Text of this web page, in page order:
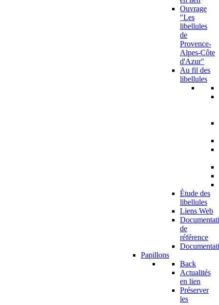
Ouvrage
"Les
libellules
de
Provence-
Alpes-Côte
d'Azur"
Au fil des
libellules
Étude des
libellules
Liens Web
de
référence
Papillons
Back
Actualités
en lien
Préserver
les